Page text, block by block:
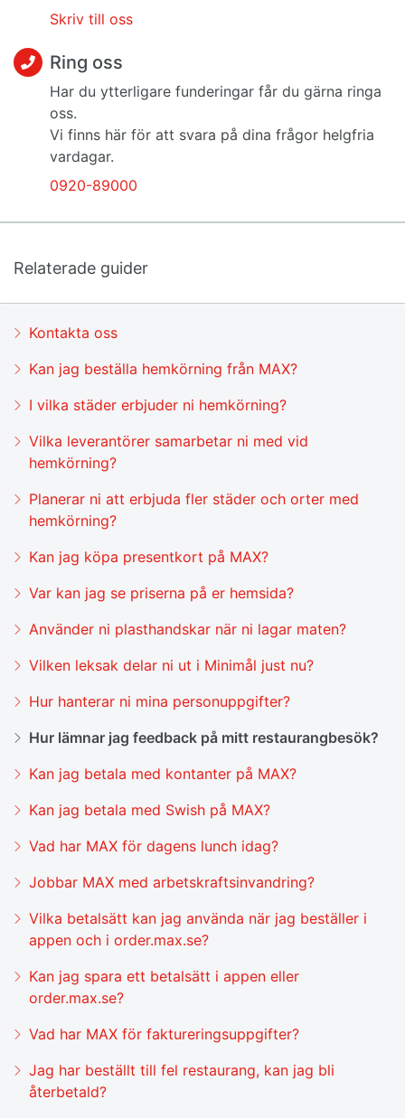
Skriv till oss
Ring oss
Har du ytterligare funderingar får du gärna ringa
oss.
Vi finns här för att svara på dina frågor helgfria
vardagar.
0920-89000
Relaterade guider
Kontakta oss
Kan jag beställa hemkörning från MAX?
I vilka städer erbjuder ni hemkörning?
Vilka leverantörer samarbetar ni med vid
hemkörning?
Planerar ni att erbjuda fler städer och orter med
hemkörning?
Kan jag köpa presentkort på MAX?
Var kan jag se priserna på er hemsida?
Använder ni plasthandskar när ni lagar maten?
Vilken leksak delar ni ut i Minimål just nu?
Hur hanterar ni mina personuppgifter?
Hur lämnar jag feedback på mitt restaurangbesök?
Kan jag betala med kontanter på MAX?
Kan jag betala med Swish på MAX?
Vad har MAX för dagens lunch idag?
Jobbar MAX med arbetskraftsinvandring?
Vilka betalsätt kan jag använda när jag beställer i
appen och i order.max.se?
Kan jag spara ett betalsätt i appen eller
order.max.se?
Vad har MAX för faktureringsuppgifter?
Jag har beställt till fel restaurang, kan jag bli
återbetald?